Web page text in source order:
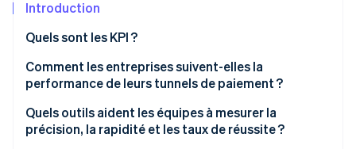
Constitution de start-up
Élimination du carbone
Identity
Vérification de l'identité
Stripe App Marketplace
Introduction
Quels sont les KPI ?
Comment les entreprises suivent-elles la
performance de leurs tunnels de paiement ?
Quels outils aident les équipes à mesurer la
précision, la rapidité et les taux de réussite ?